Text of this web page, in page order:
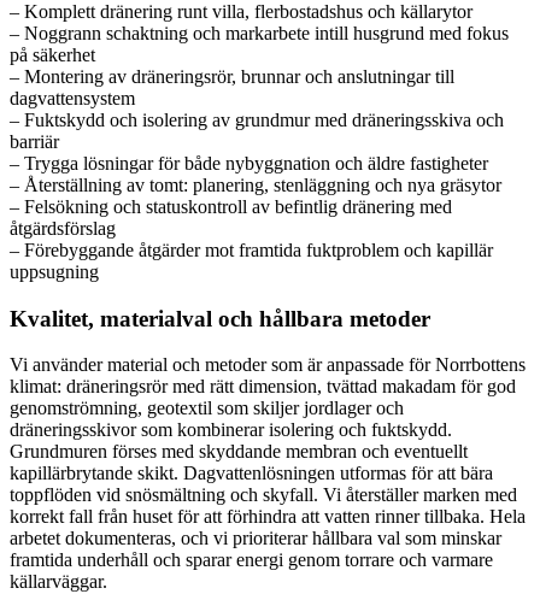
– Komplett dränering runt villa, flerbostadshus och källarytor
– Noggrann schaktning och markarbete intill husgrund med fokus
på säkerhet
– Montering av dräneringsrör, brunnar och anslutningar till
dagvattensystem
– Fuktskydd och isolering av grundmur med dräneringsskiva och
barriär
– Trygga lösningar för både nybyggnation och äldre fastigheter
– Återställning av tomt: planering, stenläggning och nya gräsytor
– Felsökning och statuskontroll av befintlig dränering med
åtgärdsförslag
– Förebyggande åtgärder mot framtida fuktproblem och kapillär
uppsugning
Kvalitet, materialval och hållbara metoder
Vi använder material och metoder som är anpassade för Norrbottens
klimat: dräneringsrör med rätt dimension, tvättad makadam för god
genomströmning, geotextil som skiljer jordlager och
dräneringsskivor som kombinerar isolering och fuktskydd.
Grundmuren förses med skyddande membran och eventuellt
kapillärbrytande skikt. Dagvattenlösningen utformas för att bära
toppflöden vid snösmältning och skyfall. Vi återställer marken med
korrekt fall från huset för att förhindra att vatten rinner tillbaka. Hela
arbetet dokumenteras, och vi prioriterar hållbara val som minskar
framtida underhåll och sparar energi genom torrare och varmare
källarväggar.